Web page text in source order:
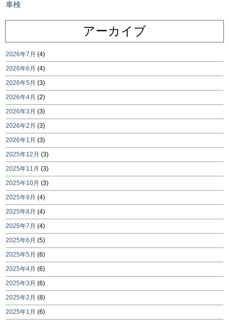
車検
アーカイブ
2026年7月 (4)
2026年6月 (4)
2026年5月 (3)
2026年4月 (2)
2026年3月 (3)
2026年2月 (3)
2026年1月 (3)
2025年12月 (3)
2025年11月 (3)
2025年10月 (3)
2025年9月 (4)
2025年8月 (4)
2025年7月 (4)
2025年6月 (5)
2025年5月 (6)
2025年4月 (6)
2025年3月 (6)
2025年2月 (8)
2025年1月 (6)